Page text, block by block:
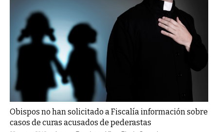
EL EXACTO
EXA INFORMA
GLOBO
CONTEXTOS
TRAYECTO LAGUNA
A MEDIA MAÑANA
A TODA LEY
DIÁLOGOS CON LA HISTORIA
TWEETS AND BEATS
LA MEJOR 97.1 ESTÉREO GALLITO
ACTUALIDADES GREM
ACTUALIDADES GREM
Obispos no han solicitado a Fiscalía información sobre
casos de curas acusados de pederastas